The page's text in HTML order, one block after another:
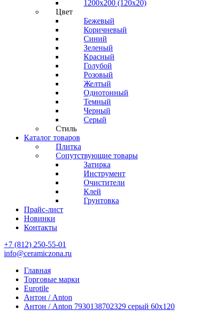
1200х200 (120x20)
Цвет
Бежевый
Коричневый
Синий
Зеленый
Красный
Голубой
Розовый
Желтый
Однотонный
Темный
Черный
Серый
Стиль
Каталог товаров
Плитка
Сопутствующие товары
Затирка
Инструмент
Очистители
Клей
Грунтовка
Прайс-лист
Новинки
Контакты
+7 (812) 250-55-01
info@ceramiczona.ru
Главная
Торговые марки
Eurotile
Антон / Anton
Антон / Anton 7930138702329 серый 60x120